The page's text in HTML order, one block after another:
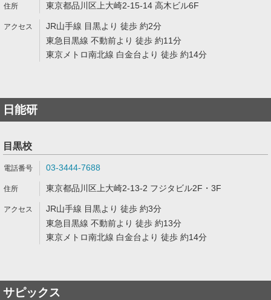
東京都品川区上大崎2-15-14 高木ビル6F
JR山手線 目黒より 徒歩 約2分
東急目黒線 不動前より 徒歩 約11分
東京メトロ南北線 白金台より 徒歩 約14分
日能研
目黒校
03-3444-7688
東京都品川区上大崎2-13-2 フジタビル2F・3F
JR山手線 目黒より 徒歩 約3分
東急目黒線 不動前より 徒歩 約13分
東京メトロ南北線 白金台より 徒歩 約14分
サピックス